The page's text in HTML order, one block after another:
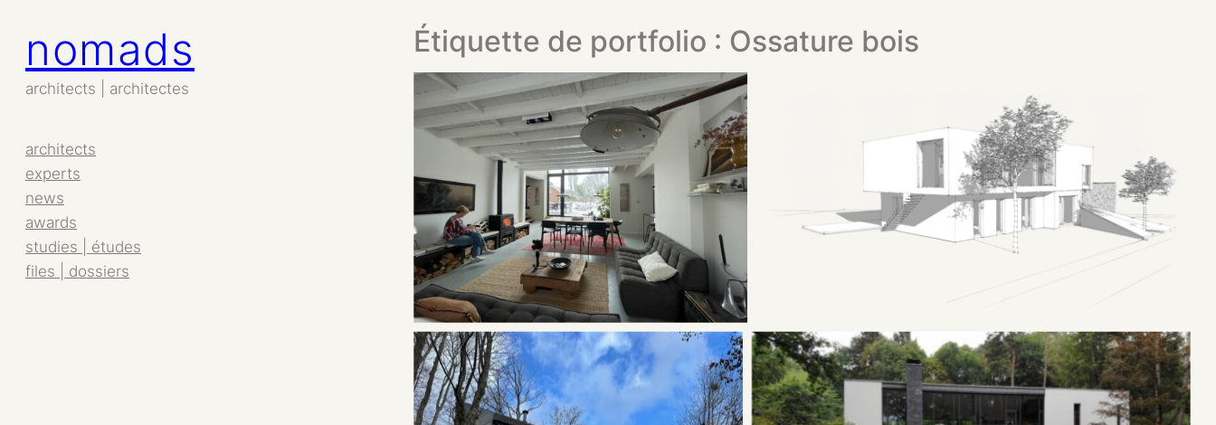
Aller
au
contenu
nomads
architects | architectes
architects
experts
news
awards
studies | études
files | dossiers
Étiquette de portfolio : Ossature bois